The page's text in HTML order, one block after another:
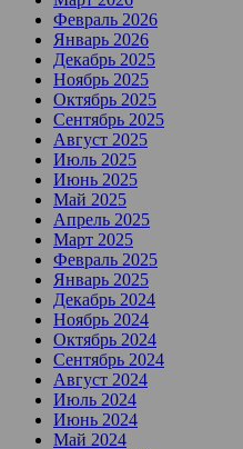
Февраль 2026
Январь 2026
Декабрь 2025
Ноябрь 2025
Октябрь 2025
Сентябрь 2025
Август 2025
Июль 2025
Июнь 2025
Май 2025
Апрель 2025
Март 2025
Февраль 2025
Январь 2025
Декабрь 2024
Ноябрь 2024
Октябрь 2024
Сентябрь 2024
Август 2024
Июль 2024
Июнь 2024
Май 2024